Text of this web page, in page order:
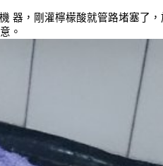
器，剛灌檸檬酸就管路堵塞了
。